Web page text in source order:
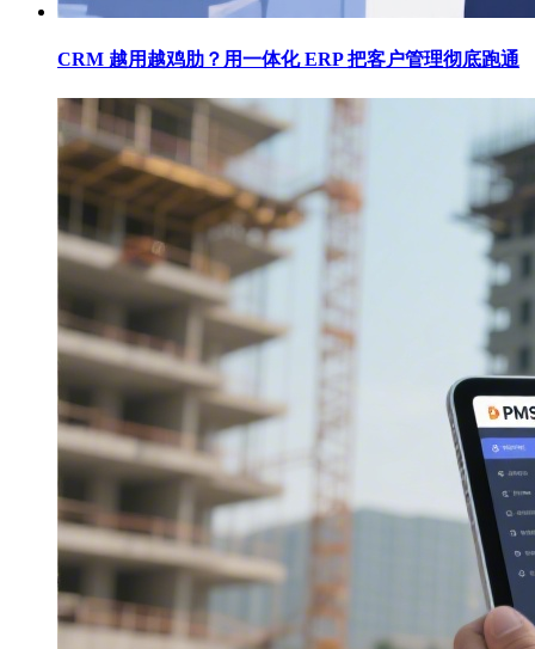
CRM 越用越鸡肋？用一体化 ERP 把客户管理彻底跑通